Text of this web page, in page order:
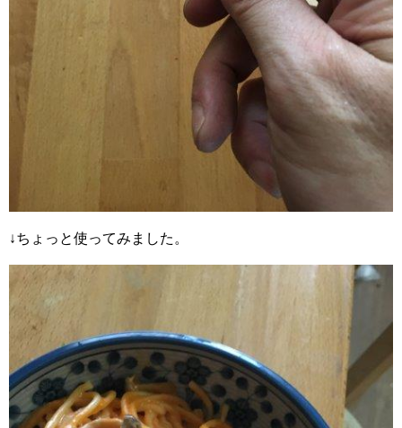
↓ちょっと使ってみました。